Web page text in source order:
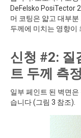
DeFelsko PosiTector
머 코팅은 얇고 대부
두께에 미치는 영향이
신청 #2: 질
트 두께 측정
일부 페인트 된 벽면
습니다 (그림 3 참조).